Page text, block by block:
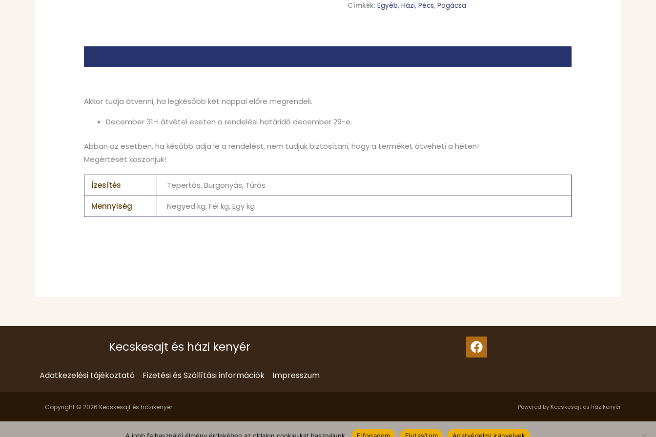
Címkék: Egyéb, Házi, Pécs, Pogácsa
Akkor tudja átvenni, ha legkésőbb két nappal előre megrendeli.
December 31-i átvétel eseten a rendelési határidő december 29-e.
Abban az esetben, ha később adja le a rendelést, nem tudjuk biztosítani, hogy a terméket átveheti a héten!
Megértését köszönjük!
Ízesítés Tepertős, Burgonyás, Túrós
Mennyiség Negyed kg, Fél kg, Egy kg
Kecskesajt és házi kenyér
Adatkezelési tájékoztató Fizetési és Szállítási információk Impresszum
Copyright © 2026 Kecskesajt és házikenyér Powered by Kecskesajt és házikenyér